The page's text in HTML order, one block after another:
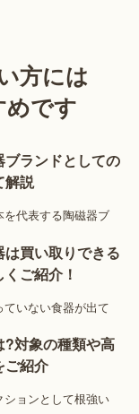
要を誇る人気シ
ます。
、ローゼンター
ョンによって生
ザイナーによっ
」や「スオミ
ニーデイ・カラ
ポット・プレー
場でも話題を呼
あるシリーズで
方には
です
ブランドとしての
解説
を代表する陶磁器ブ
は買い取りできる
ご紹介！
いない食器が出て
対象の種類や高
ご紹介
ョンとして根強い